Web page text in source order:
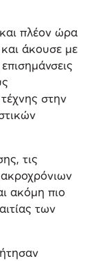
πλέον ώρα
άκουσε με
στην
τις
ακόμη πιο
των